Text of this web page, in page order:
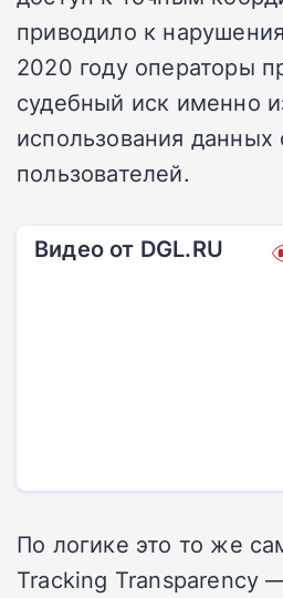
приводило к
2020 году операторы
судебный иск именно
использования
пользователей.
Видео от DGL.RU
По логике это то же
Tracking Transparency